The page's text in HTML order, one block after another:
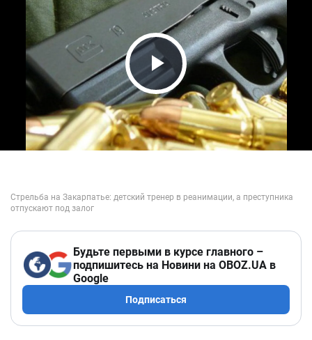
Play Video
Будьте первыми в курсе главного –
подпишитесь на Новини на OBOZ.UA в
Google
Подписаться